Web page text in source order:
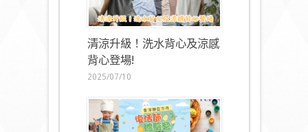
清涼升級！洗水背心及涼感
背心登場!
2025/07/10